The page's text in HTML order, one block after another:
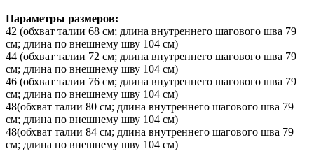
Параметры размеров:
42 (обхват талии 68 см; длина внутреннего шагового шва 79
см; длина по внешнему шву 104 см)
44 (обхват талии 72 см; длина внутреннего шагового шва 79
см; длина по внешнему шву 104 см)
46 (обхват талии 76 см; длина внутреннего шагового шва 79
см; длина по внешнему шву 104 см)
48(обхват талии 80 см; длина внутреннего шагового шва 79
см; длина по внешнему шву 104 см)
48(обхват талии 84 см; длина внутреннего шагового шва 79
см; длина по внешнему шву 104 см)